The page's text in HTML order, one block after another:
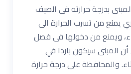
بدرجة حرارته فى الصيف
يمنع من تسرب الحرارة الى
ويمنع من دخولها فى فصل
المبنى سيكون باردا في
والمحافظة على درجة حرارة